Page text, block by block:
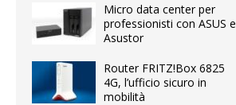
Micro data center per
professionisti con ASUS e
Asustor
Router FRITZ!Box 6825
4G, l’ufficio sicuro in
mobilità